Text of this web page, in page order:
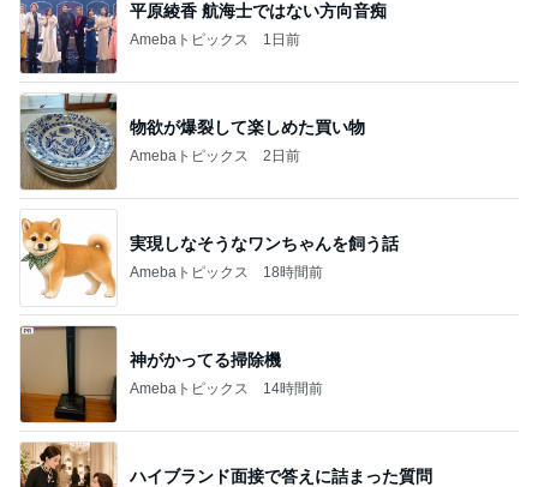
平原綾香 航海士ではない方向音痴
Amebaトピックス 1日前
物欲が爆裂して楽しめた買い物
Amebaトピックス 2日前
実現しなそうなワンちゃんを飼う話
Amebaトピックス 18時間前
神がかってる掃除機
Amebaトピックス 14時間前
ハイブランド面接で答えに詰まった質問